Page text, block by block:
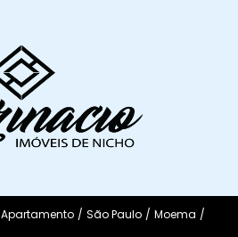
Apartamento / São Paulo / Moema /